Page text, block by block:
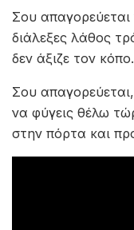
Σου απαγορεύεται
διάλεξες λάθος
δεν άξιζε τον κόπο.
Σου
να φύγεις θέλω
στην πόρτα και